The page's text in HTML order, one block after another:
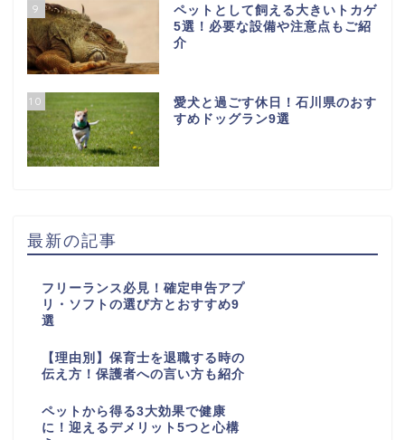
9
ペットとして飼える大きいトカゲ
5選！必要な設備や注意点もご紹
介
10
愛犬と過ごす休日！石川県のおす
すめドッグラン9選
最新の記事
フリーランス必見！確定申告アプ
リ・ソフトの選び方とおすすめ9
選
【理由別】保育士を退職する時の
伝え方！保護者への言い方も紹介
ペットから得る3大効果で健康
に！迎えるデメリット5つと心構